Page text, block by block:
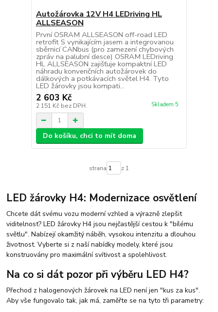
Autožárovka 12V H4 LEDriving HL
ALLSEASON
První OSRAM ALLSEASON off-road LED
retrofit S vynikajícím jasem a integrovanou
sběrnicí CANbus (pro zamezení chybových
zpráv na palubní desce) OSRAM LEDriving
HL ALLSEASON zajišťuje kompaktní LED
náhradu konvenčních autožárovek do
dálkových a potkávacích světel H4. Tyto
LED žárovky jsou kompati...
2 603 Kč
2 151 Kč bez DPH Skladem 5
Do košíku, chci to mít doma
strana z 1
LED žárovky H4: Modernizace osvětlení
Chcete dát svému vozu moderní vzhled a výrazně zlepšit
viditelnost? LED žárovky H4 jsou nejčastější cestou k "bílému
světlu". Nabízejí okamžitý náběh, vysokou intenzitu a dlouhou
životnost. Vyberte si z naší nabídky modely, které jsou
konstruovány pro maximální svítivost a spolehlivost.
Na co si dát pozor při výběru LED H4?
Přechod z halogenových žárovek na LED není jen "kus za kus".
Aby vše fungovalo tak, jak má, zaměřte se na tyto tři parametry: